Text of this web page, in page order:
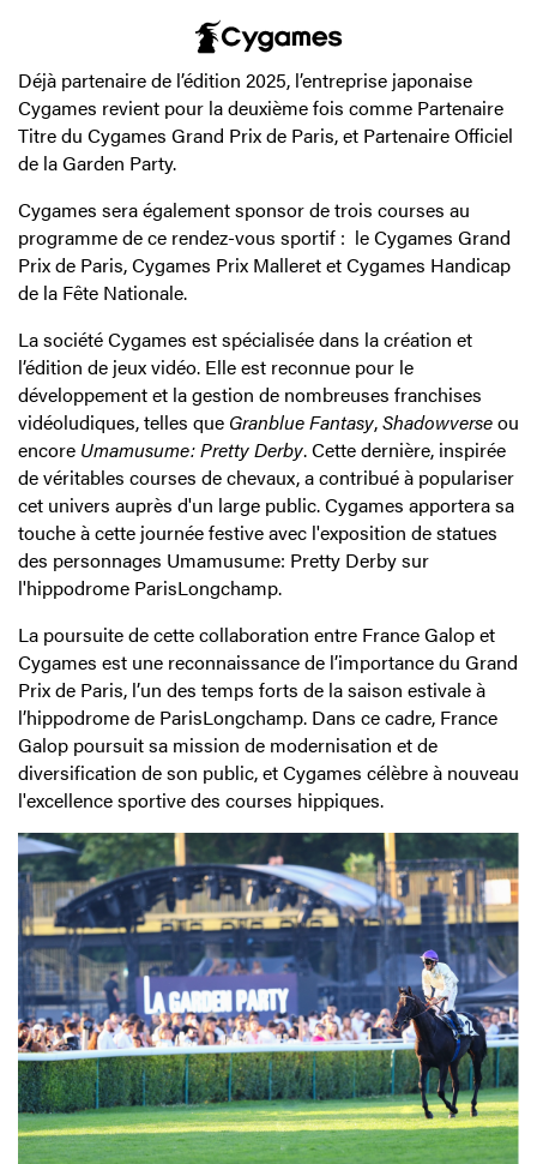
Déjà partenaire de l’édition 2025, l’entreprise japonaise
Cygames revient pour la deuxième fois comme Partenaire
Titre du Cygames Grand Prix de Paris, et Partenaire Officiel
de la Garden Party.
Cygames sera également sponsor de trois courses au
programme de ce rendez-vous sportif : le Cygames Grand
Prix de Paris, Cygames Prix Malleret et Cygames Handicap
de la Fête Nationale.
La société Cygames est spécialisée dans la création et
l’édition de jeux vidéo. Elle est reconnue pour le
développement et la gestion de nombreuses franchises
vidéoludiques, telles que Granblue Fantasy,Shadowverseou
encore Umamusume: Pretty Derby. Cette dernière, inspirée
de véritables courses de chevaux, a contribué à populariser
cet univers auprès d'un large public. Cygames apportera sa
touche à cette journée festive avec l'exposition de statues
des personnages Umamusume: Pretty Derby sur
l'hippodrome ParisLongchamp.
La poursuite de cette collaboration entre France Galop et
Cygames est une reconnaissance de l’importance du Grand
Prix de Paris, l’un des temps forts de la saison estivale à
l’hippodrome de ParisLongchamp. Dans ce cadre, France
Galop poursuit sa mission de modernisation et de
diversification de son public, et Cygames célèbre à nouveau
l'excellence sportive des courses hippiques.